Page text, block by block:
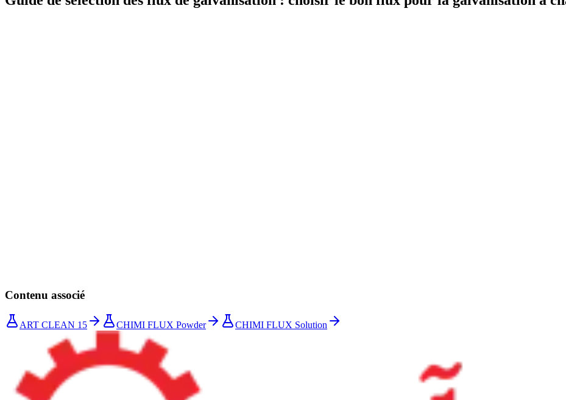
Contenu associé
ART CLEAN 15 CHIMI FLUX Powder CHIMI FLUX Solution